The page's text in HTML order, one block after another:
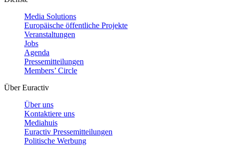
Media Solutions
Europäische öffentliche Projekte
Veranstaltungen
Jobs
Agenda
Pressemitteilungen
Members’ Circle
Über Euractiv
Über uns
Kontaktiere uns
Mediahuis
Euractiv Pressemitteilungen
Politische Werbung